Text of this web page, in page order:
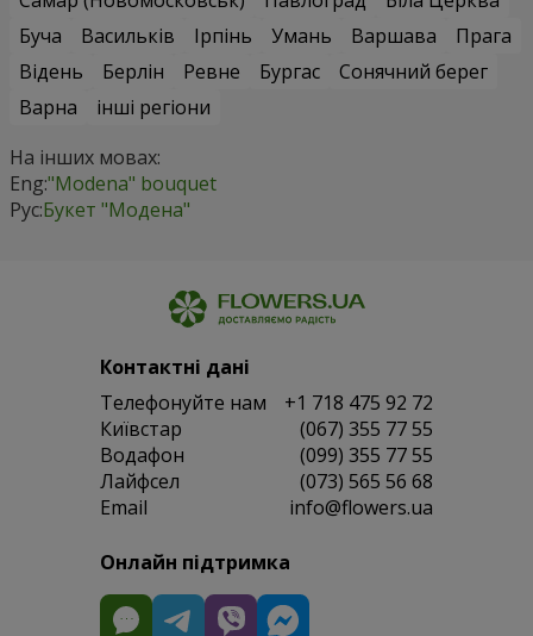
Буча
Васильків Ірпінь Умань Варшава
Прага
Відень
Берлін Ревне Бургас
Сонячний берег
Варна
інші регіони
На інших мовах:
Eng:"Modena" bouquet
Рус:Букет "Модена"
Контактні дані
Телефонуйте нам
+1 718 475 92 72
Київстар
(067) 355 77 55
Водафон
(099) 355 77 55
Лайфсел
(073) 565 56 68
Email
info@flowers.ua
Онлайн підтримка